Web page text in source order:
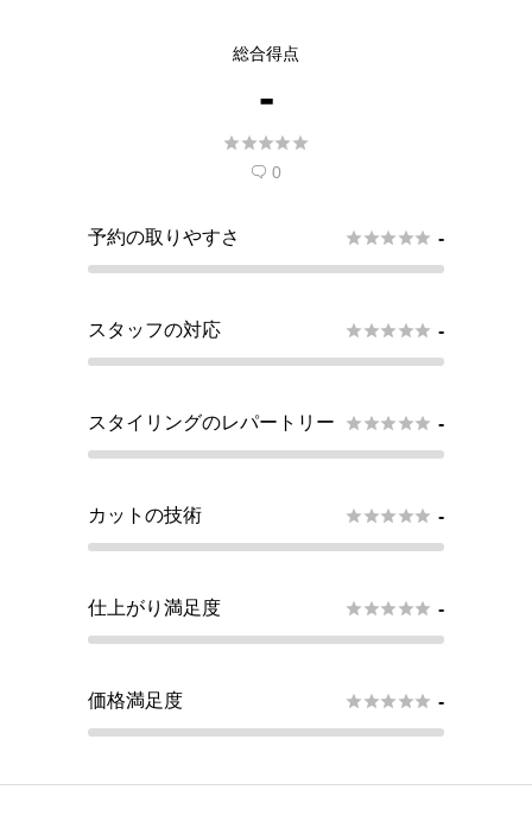
総合得点
-

 0
予約の取りやすさ  -
スタッフの対応  -
スタイリングのレパートリー  -
カットの技術  -
仕上がり満足度  -
価格満足度  -